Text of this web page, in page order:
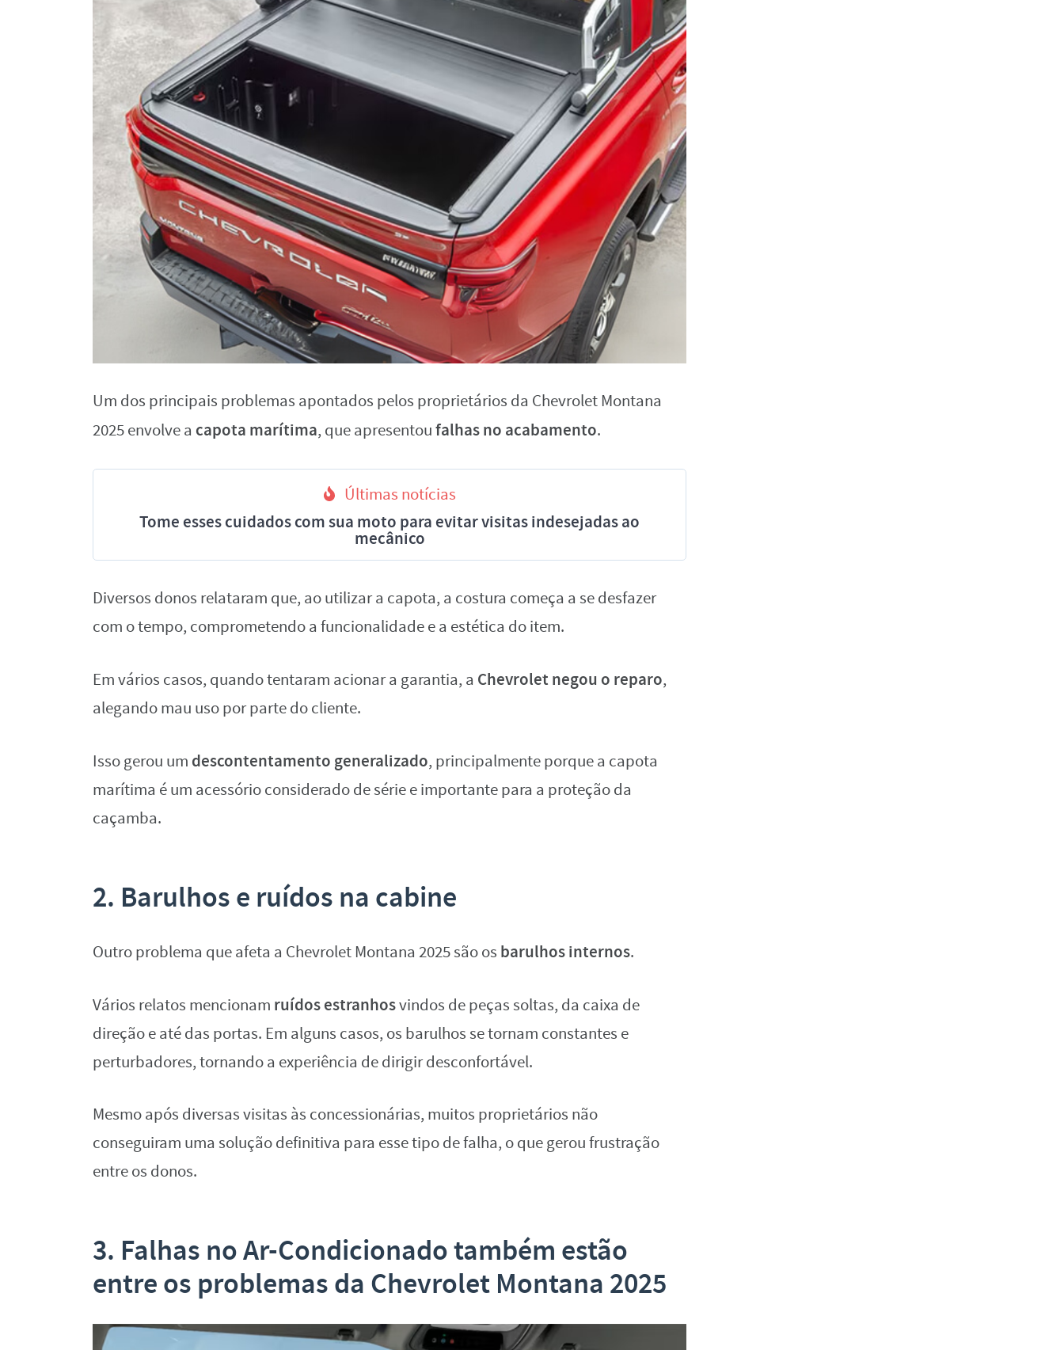
Um dos principais problemas apontados pelos proprietários da Chevrolet Montana
2025 envolve a capota marítima, que apresentoufalhas no acabamento.
Últimas notícias
Tome esses cuidados com sua moto para evitar visitas indesejadas ao
mecânico
Diversos donos relataram que, ao utilizar a capota, a costura começa a se desfazer
com o tempo, comprometendo a funcionalidade e a estética do item.
Em vários casos, quando tentaram acionar a garantia, a Chevrolet negou o reparo,
alegando mau uso por parte do cliente.
Isso gerou um descontentamento generalizado, principalmente porque a capota
marítima é um acessório considerado de série e importante para a proteção da
caçamba.
2. Barulhos e ruídos na cabine
Outro problema que afeta a Chevrolet Montana 2025 são os barulhos internos.
Vários relatos mencionam ruídos estranhosvindos de peças soltas, da caixa de
direção e até das portas. Em alguns casos, os barulhos se tornam constantes e
perturbadores, tornando a experiência de dirigir desconfortável.
Mesmo após diversas visitas às concessionárias, muitos proprietários não
conseguiram uma solução definitiva para esse tipo de falha, o que gerou frustração
entre os donos.
3. Falhas no Ar-Condicionado também estão
entre os problemas da Chevrolet Montana 2025